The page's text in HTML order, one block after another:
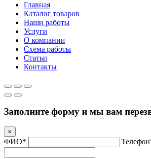
Главная
Каталог товаров
Наши работы
Услуги
О компании
Схема работы
Статьи
Контакты
Заполните форму и мы вам
×
ФИО*